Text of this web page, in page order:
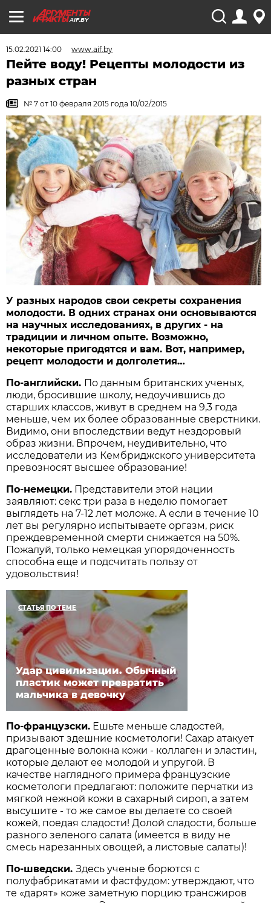
AIF.BY
15.02.2021 14:00 www.aif.by
Пейте воду! Рецепты молодости из
разных стран
№ 7 от 10 февраля 2015 года 10/02/2015
У разных народов свои секреты сохранения
молодости. В одних странах они основываются
на научных исследованиях, в других - на
традиции и личном опыте. Возможно,
некоторые пригодятся и вам. Вот, например,
рецепт молодости и долголетия…
По-английски. По данным британских ученых,
люди, бросившие школу, недоучившись до
старших классов, живут в среднем на 9,3 года
меньше, чем их более образованные сверстники.
Видимо, они впоследствии ведут нездоровый
образ жизни. Впрочем, неудивительно, что
исследователи из Кембриджского университета
превозносят высшее образование!
По-немецки. Представители этой нации
заявляют: секс три раза в неделю помогает
выглядеть на 7-12 лет моложе. А если в течение 10
лет вы регулярно испытываете оргазм, риск
преждевременной смерти снижается на 50%.
Пожалуй, только немецкая упорядоченность
способна еще и подсчитать пользу от
удовольствия!
СТАТЬЯ ПО ТЕМЕ
Удар цивилизации. Обычный
пластик может превратить
мальчика в девочку
По-французски. Ешьте меньше сладостей,
призывают здешние косметологи! Сахар атакует
драгоценные волокна кожи - коллаген и эластин,
которые делают ее молодой и упругой. В
качестве наглядного примера французские
косметологи предлагают: положите перчатки из
мягкой нежной кожи в сахарный сироп, а затем
высушите - то же самое вы делаете со своей
кожей, поедая сладости! Долой сладости, больше
разного зеленого салата (имеется в виду не
смесь нарезанных овощей, а листовые салаты)!
По-шведски.Здесь ученые борются с
полуфабрикатами и фастфудом: утверждают, что
те «дарят» коже заметную порцию трансжиров